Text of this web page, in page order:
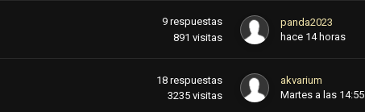
9 respuestas
891 visitas
panda2023
hace 14 horas
18 respuestas
3235 visitas
akvarium
Martes a las 14:55